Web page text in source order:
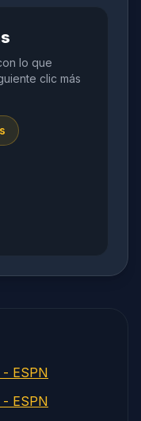
lo que
clic más
ESPN
ESPN